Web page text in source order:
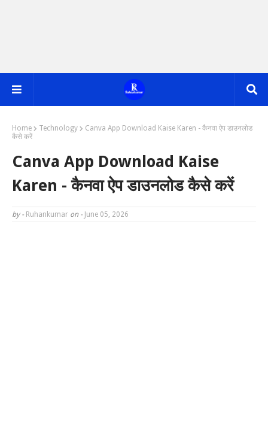
Home Technology
Canva App Download Kaise Karen - कैनवा ऐप डाउनलोड
कैसे करें
Canva App Download Kaise
Karen - कैनवा ऐप डाउनलोड कैसे करें
by - Ruhankumar on - June 05, 2026